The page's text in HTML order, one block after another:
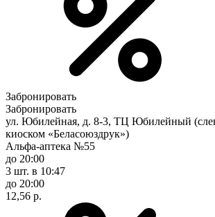
Забронировать
Забронировать
ул. Юбилейная, д. 8-3, ТЦ Юбилейный
киоском «Беласоюздрук»)
Альфа-аптека №55
до 20:00
3 шт. в 10:47
до 20:00
12,56 р.